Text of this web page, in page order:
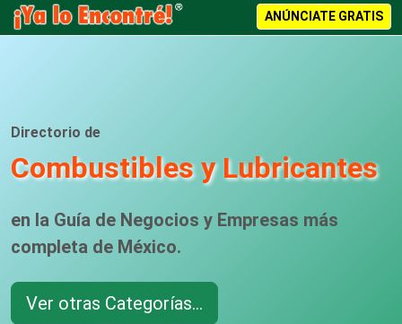
ANÚNCIATE GRATIS
Directorio de
Combustibles y Lubricantes
en la Guía de Negocios y Empresas más
completa de México.
Ver otras Categorías...